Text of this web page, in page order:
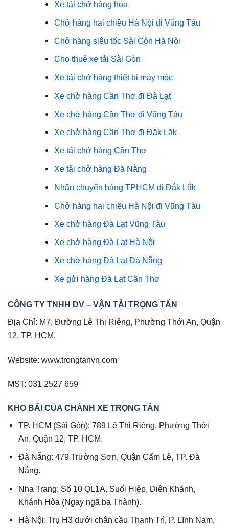
Xe tải chở hàng hóa
Chở hàng hai chiều Hà Nội đi Vũng Tàu
Chở hàng siêu tốc Sài Gòn Hà Nội
Cho thuê xe tải Sài Gòn
Xe tải chở hàng thiết bị máy móc
Xe chở hàng Cần Thơ đi Đà Lạt
Xe chở hàng Cần Thơ đi Vũng Tàu
Xe chở hàng Cần Thơ đi Đăk Lăk
Xe tải chở hàng Cần Thơ
Xe tải chở hàng Đà Nẵng
Nhận chuyển hàng TPHCM đi Đắk Lắk
Chở hàng hai chiều Hà Nội đi Vũng Tàu
Xe chở hàng Đà Lạt Vũng Tàu
Xe chở hàng Đà Lạt Hà Nội
Xe chở hàng Đà Lạt Đà Nẵng
Xe gửi hàng Đà Lạt Cần Thơ
CÔNG TY TNHH DV – VẬN TẢI TRỌNG TẤN
Địa Chỉ: M7, Đường Lê Thị Riêng, Phường Thới An, Quận
12. TP. HCM.
Website: www.trongtanvn.com
MST: 031 2527 659
KHO BÃI CỦA CHÀNH XE TRỌNG TẤN
TP. HCM (Sài Gòn): 789 Lê Thị Riêng, Phường Thới
An, Quận 12, TP. HCM.
Đà Nẵng: 479 Trường Sơn, Quận Cẩm Lệ, TP. Đà
Nẵng.
Nha Trang: Số 10 QL1A, Suối Hiệp, Diên Khánh,
Khánh Hòa (Ngay ngã ba Thành).
Hà Nội: Trụ H3 dưới chân cầu Thanh Trì, P. Lĩnh Nam,